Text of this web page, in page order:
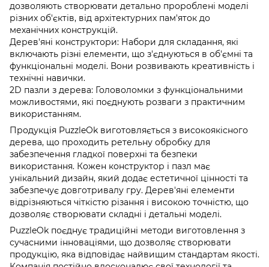
дозволяють створювати детально пророблені моделі
різних об'єктів, від архітектурних пам'яток до
механічних конструкцій.
Дерев'яні конструктори: Набори для складання, які
включають різні елементи, що з'єднуються в об'ємні та
функціональні моделі. Вони розвивають креативність і
технічні навички.
2D пазли з дерева: Головоломки з функціональними
можливостями, які поєднують розваги з практичним
використанням.
Продукція PuzzleOk виготовляється з високоякісного
дерева, що проходить ретельну обробку для
забезпечення гладкої поверхні та безпеки
використання. Кожен конструктор і пазл має
унікальний дизайн, який додає естетичної цінності та
забезпечує довготривалу гру. Дерев'яні елементи
відрізняються чіткістю різання і високою точністю, що
дозволяє створювати складні і детальні моделі.
PuzzleOk поєднує традиційні методи виготовлення з
сучасними інноваціями, що дозволяє створювати
продукцію, яка відповідає найвищим стандартам якості.